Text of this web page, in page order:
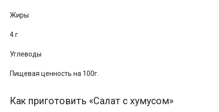
Жиры
4 г
Углеводы
Пищевая ценность на 100г.
Как приготовить «Салат с хумусом»